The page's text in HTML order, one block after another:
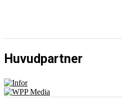
Huvudpartner